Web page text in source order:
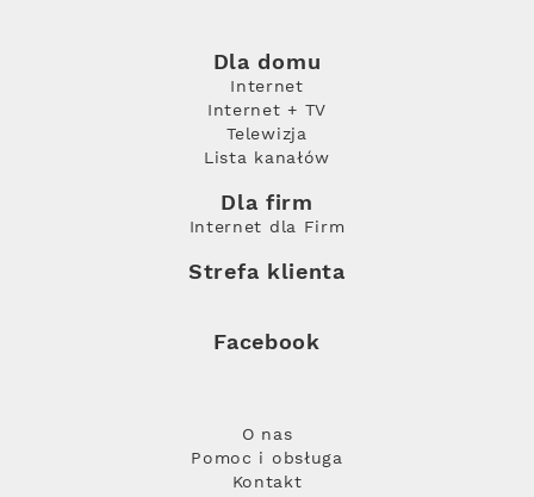
Dla domu
Internet
Internet + TV
Telewizja
Lista kanałów
Dla firm
Internet dla Firm
Strefa klienta
Facebook
O nas
Pomoc i obsługa
Kontakt